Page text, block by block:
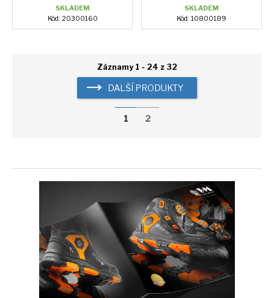
SKLADEM
Kód: 20300160
SKLADEM
Kód: 10800189
Záznamy 1 - 24 z 32
DALŠÍ PRODUKTY
1 2